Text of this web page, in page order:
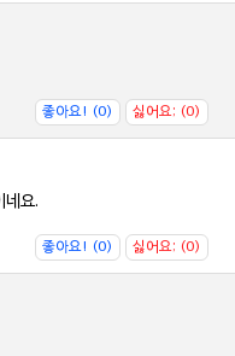
좋아요! (0) 싫어요; (0)
네요.
좋아요! (0) 싫어요; (0)